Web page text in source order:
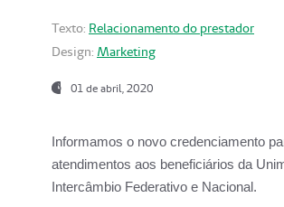
Texto: Relacionamento do prestador
Design: Marketing
01 de abril, 2020
Informamos o novo credenciamento
atendimentos aos beneficiários da
Intercâmbio Federativo e Nacional.